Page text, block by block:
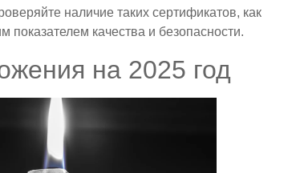
наличие таких сертификатов, как
качества и безопасности.
на 2025 год